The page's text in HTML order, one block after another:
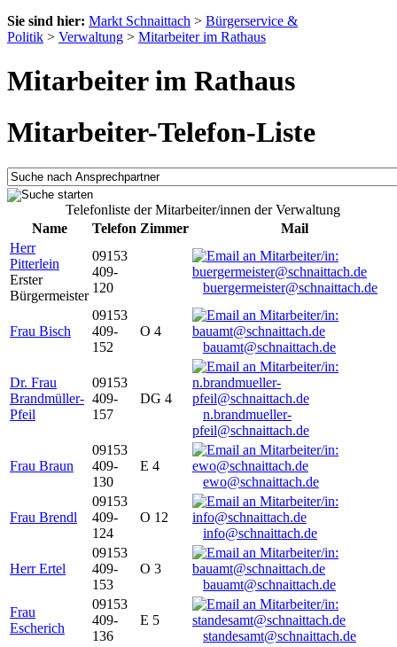
Sie sind hier: Markt Schnaittach > Bürgerservice &
Politik > Verwaltung > Mitarbeiter im Rathaus
Mitarbeiter im Rathaus
Mitarbeiter-Telefon-Liste
Telefonliste der Mitarbeiter/innen der Verwaltung
Name
Telefon Zimmer
Mail
Herr
Pitterlein
Erster
Bürgermeister
09153
409-
120
buergermeister@schnaittach.de
Frau Bisch
09153
409-
152
O 4
bauamt@schnaittach.de
Dr. Frau
Brandmüller-
Pfeil
09153
409-
157
DG 4
n.brandmueller-
pfeil@schnaittach.de
Frau Braun
09153
409-
130
E 4
ewo@schnaittach.de
Frau Brendl
09153
409-
124
O 12
info@schnaittach.de
Herr Ertel
09153
409-
153
O 3
bauamt@schnaittach.de
Frau
Escherich
09153
409-
136
E 5
standesamt@schnaittach.de